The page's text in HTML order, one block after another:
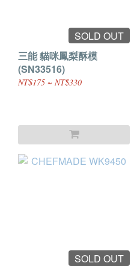
SOLD OUT
三能 貓咪鳳梨酥模
(SN33516)
NT$175 ~ NT$330
SOLD OUT